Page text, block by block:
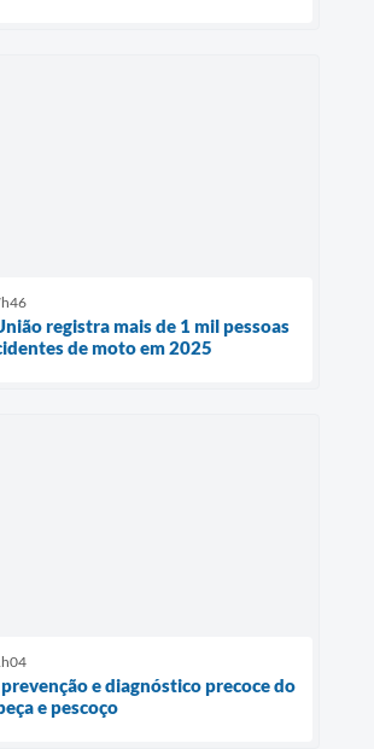
registra mais de 1 mil pessoas
de moto em 2025
e diagnóstico precoce do
e pescoço